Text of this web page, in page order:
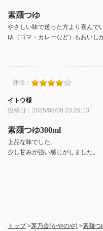
素麺つゆ
やさしい味で送った方より喜んで
ゆ（ゴマ・カレーなど）もおいし
評価：
イトウ様
投稿日：2025/08/09 23:29:13
素麺つゆ300ml
上品な味でした。
少し甘みが強い感じがしました。
トップ>茅乃舎(かやのや) >素麺つ